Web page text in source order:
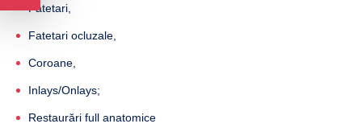
Fatetari,
Fatetari ocluzale,
Coroane,
Inlays/Onlays;
Restaurări full anatomice